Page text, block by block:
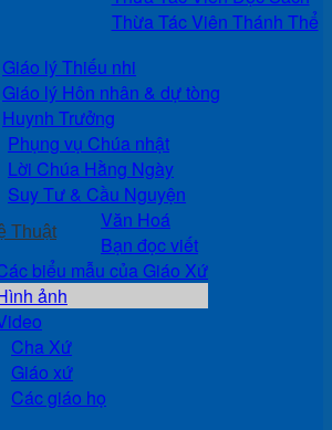
Thừa Tác Viên Thánh Thể
Giáo lý Thiếu nhi
Giáo lý Hôn nhân & dự tòng
Huynh Trưởng
Phụng vụ Chúa nhật
Lời Chúa Hằng Ngày
Suy Tư & Cầu Nguyện
Thuật
Văn Hoá
Bạn đọc viết
biểu mẫu của Giáo Xứ
ảnh
Cha Xứ
Giáo xứ
Các giáo họ